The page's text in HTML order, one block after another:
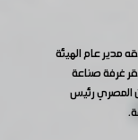
مدير عام الهيئة
غرفة صناعة
المصري رئيس